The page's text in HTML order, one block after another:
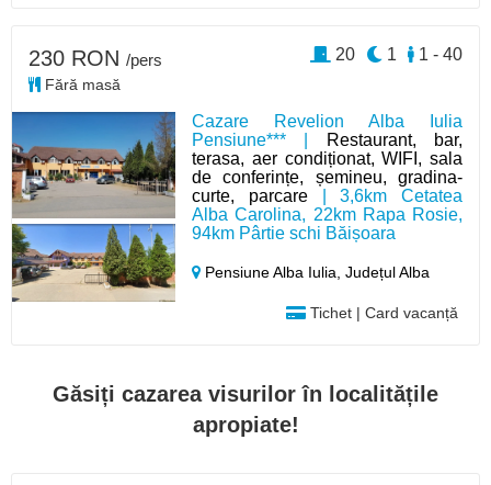
Cazare Revelion Alba Iulia
Pensiune*** |
Restaurant, bar,
terasa, aer condiționat, WIFI, sala
de conferințe, șemineu, gradina-
curte, parcare| 3,6km Cetatea
Alba Carolina, 22km Rapa Rosie,
94km Pârtie schi Băișoara
Pensiune Alba Iulia,Județul Alba
Tichet | Card vacanță
230 RON /pers
Fără masă
1 - 40
1
20
Găsiți cazarea visurilor în localitățile
apropiate!